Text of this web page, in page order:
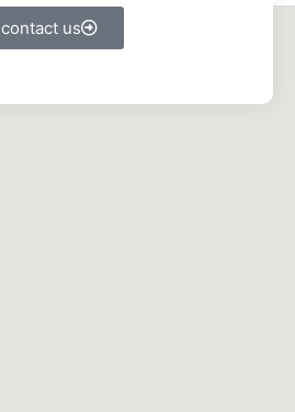
contact us